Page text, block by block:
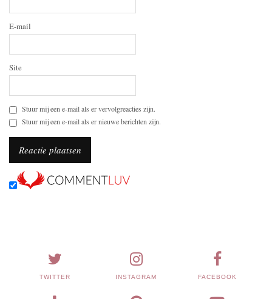
E-mail
Site
Stuur mij een e-mail als er vervolgreacties zijn.
Stuur mij een e-mail als er nieuwe berichten zijn.
TWITTER INSTAGRAM FACEBOOK